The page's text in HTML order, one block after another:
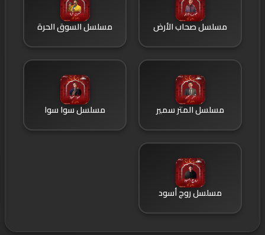
مسلسل صحاب الأرض مسلسل السوق الحرة
مسلسل المتر سمير مسلسل سوا سوا
مسلسل روج أسود